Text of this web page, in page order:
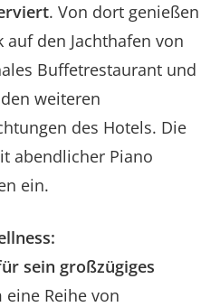
. Von dort genießen
den Jachthafen von
Buffetrestaurant und
weiteren
des Hotels. Die
abendlicher Piano
ein.
sein großzügiges
eine Reihe von